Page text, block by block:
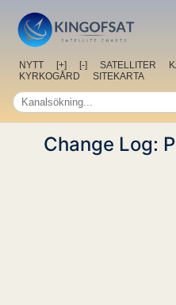
NYTT [+] [-] SATELLITER
KYRKOGÅRD
SITEKARTA
Change Log: